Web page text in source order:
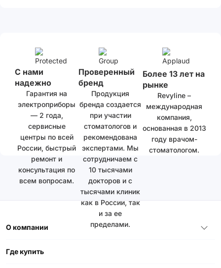
С нами
надежно
Гарантия на
электроприборы
— 2 года,
сервисные
центры по всей
России, быстрый
ремонт и
консультация по
всем вопросам.
Проверенный
бренд
Продукция
бренда создается
при участии
стоматологов и
рекомендована
экспертами. Мы
сотрудничаем с
10 тысячами
докторов и с
тысячами клиник
как в России, так
и за ее
пределами.
Более 13 лет на
рынке
Revyline –
международная
компания,
основанная в 2013
году врачом-
стоматологом.
О компании
Где купить